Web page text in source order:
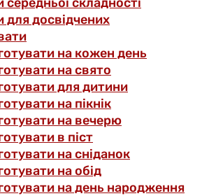
для досвідчених
на кожен день
на свято
для дитини
на пікнік
на вечерю
в піст
на сніданок
на обід
на день народження